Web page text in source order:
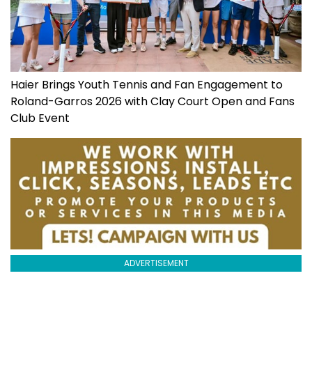
Haier Brings Youth Tennis and Fan Engagement to
Roland-Garros 2026 with Clay Court Open and Fans
Club Event
ADVERTISEMENT